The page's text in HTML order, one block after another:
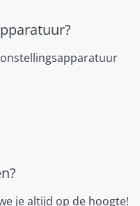
je altijd op de hoogte!